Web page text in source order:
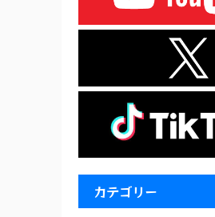
カテゴリー